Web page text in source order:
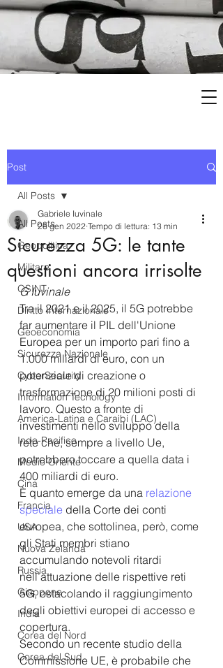
Post
All Posts
Geopolitica
Militare
OSINT
Diritto Internazionale
Geoeconomia
Sicurezza Nazionale
CyberSecurity
Information Tecnology
America-Latina e Caraibi (LAC)
Indo-Pacifico
Medio Oriente
Cina
Francia
USA
Nuova Zelanda
Russia
Giappone
India
Corea del Nord
Corea del Sud
All Posts
Sicurezza 5G: le tante
questioni ancora irrisolte
Gabriele Iuvinale
26 gen 2022 Tempo di lettura: 13 min
G Iuvinale
Tra il 2021 e il 2025, il 5G potrebbe
far aumentare il PIL dell'Unione
Europea per un importo pari fino a
1.000 miliardi di euro, con un
potenziale di creazione o
trasformazione di 20 milioni posti di
lavoro. Questo a fronte di
investimenti nello sviluppo della
rete che, sempre a livello Ue,
potrebbero toccare a quella data i
400 miliardi di euro.
È quanto emerge da una relazione
speciale della Corte dei conti
europea, che sottolinea, però, come
gli Stati membri stiano
accumulando notevoli ritardi
nell’attuazione delle rispettive reti
5G, ostacolando il raggiungimento
degli obiettivi europei di accesso e
copertura.
Secondo un recente studio della
Commissione UE, è probabile che